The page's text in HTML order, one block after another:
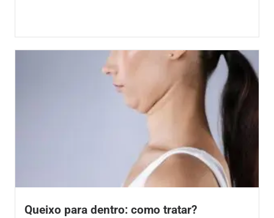
Queixo para dentro: como tratar?